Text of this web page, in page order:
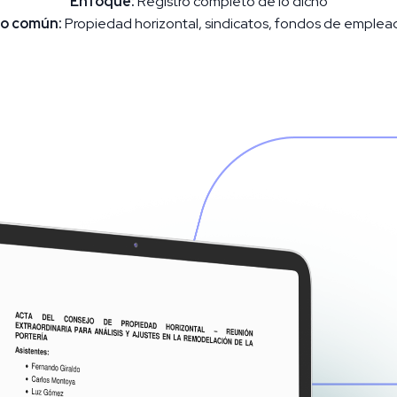
común:Propiedad horizontal, sindicatos, fondos de